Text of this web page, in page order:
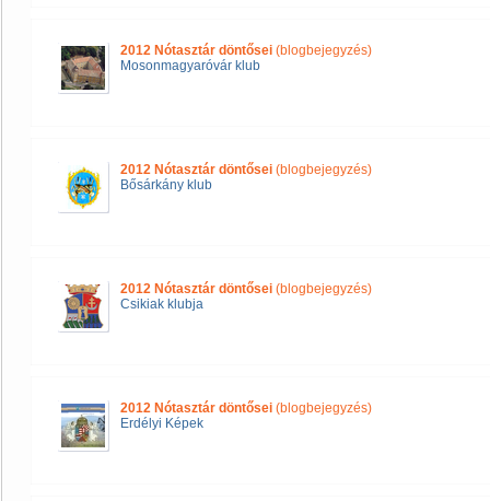
2012 Nótasztár döntősei (blogbejegyzés)
Mosonmagyaróvár klub
2012 Nótasztár döntősei (blogbejegyzés)
Bősárkány klub
2012 Nótasztár döntősei (blogbejegyzés)
Csikiak klubja
2012 Nótasztár döntősei (blogbejegyzés)
Erdélyi Képek